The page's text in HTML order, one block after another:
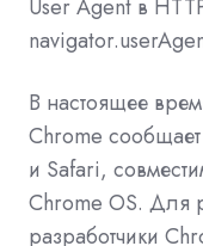
User Agent в
В настоящее
Chrome
и Safari,
Chrome OS. Для
разработчики